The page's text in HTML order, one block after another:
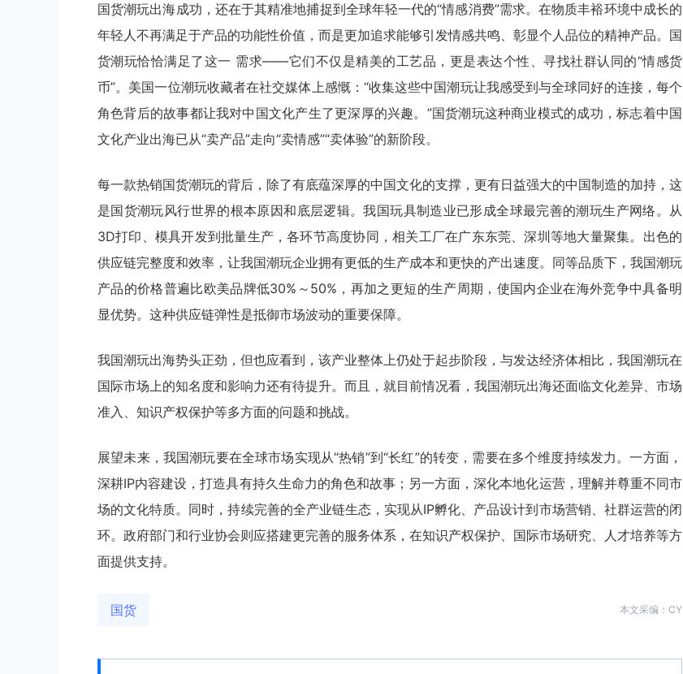
国货潮玩出海成功，还在于其精准地捕捉到全球年轻一代的“情感消费”需求。在物质丰裕环境中成长的
年轻人不再满足于产品的功能性价值，而是更加追求能够引发情感共鸣、彰显个人品位的精神产品。国
货潮玩恰恰满足了这一 需求——它们不仅是精美的工艺品，更是表达个性、寻找社群认同的“情感货
币”。美国一位潮玩收藏者在社交媒体上感慨：“收集这些中国潮玩让我感受到与全球同好的连接，每个
角色背后的故事都让我对中国文化产生了更深厚的兴趣。”国货潮玩这种商业模式的成功，标志着中国
文化产业出海已从“卖产品”走向“卖情感”“卖体验”的新阶段。
每一款热销国货潮玩的背后，除了有底蕴深厚的中国文化的支撑，更有日益强大的中国制造的加持，这
是国货潮玩风行世界的根本原因和底层逻辑。我国玩具制造业已形成全球最完善的潮玩生产网络。从
3D打印、模具开发到批量生产，各环节高度协同，相关工厂在广东东莞、深圳等地大量聚集。出色的
供应链完整度和效率，让我国潮玩企业拥有更低的生产成本和更快的产出速度。同等品质下，我国潮玩
产品的价格普遍比欧美品牌低30%～50%，再加之更短的生产周期，使国内企业在海外竞争中具备明
显优势。这种供应链弹性是抵御市场波动的重要保障。
我国潮玩出海势头正劲，但也应看到，该产业整体上仍处于起步阶段，与发达经济体相比，我国潮玩在
国际市场上的知名度和影响力还有待提升。而且，就目前情况看，我国潮玩出海还面临文化差异、市场
准入、知识产权保护等多方面的问题和挑战。
展望未来，我国潮玩要在全球市场实现从“热销”到“长红”的转变，需要在多个维度持续发力。一方面，
深耕IP内容建设，打造具有持久生命力的角色和故事；另一方面，深化本地化运营，理解并尊重不同市
场的文化特质。同时，持续完善的全产业链生态，实现从IP孵化、产品设计到市场营销、社群运营的闭
环。政府部门和行业协会则应搭建更完善的服务体系，在知识产权保护、国际市场研究、人才培养等方
面提供支持。
国货 本文采编：CY